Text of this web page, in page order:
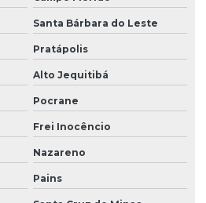
Santa Bárbara do Leste
Pratápolis
Alto Jequitibá
Pocrane
Frei Inocêncio
Nazareno
Pains